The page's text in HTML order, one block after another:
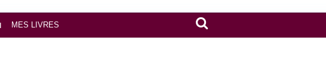
MES LIVRES